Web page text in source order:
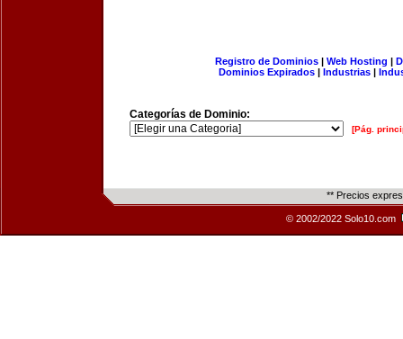
Registro de Dominios| Web Hosting |
Dominios Expirados | Industrias |
Categorías de Dominio:
[Pág.
** Precios
© 2002/2022 Solo10.com